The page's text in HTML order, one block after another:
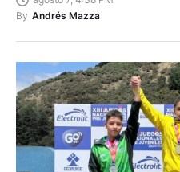
By Andrés Mazza